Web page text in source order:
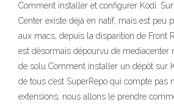
Comment installer et configurer Kodi.
Center existe déjà en natif, mais est peu
aux macs, depuis la disparition de Front
est désormais dépourvu de mediacenter
de solu Comment installer un dépôt sur
de tous c’est SuperRepo qui compte pas
extensions, nous allons le prendre